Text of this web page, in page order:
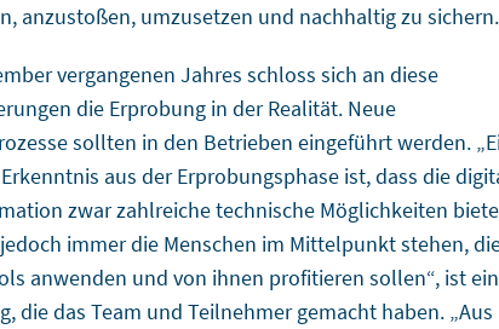
anzustoßen, umzusetzen und nachhaltig zu sichern.
vergangenen Jahres schloss sich an diese
die Erprobung in der Realität. Neue
sollten in den Betrieben eingeführt werden.
aus der Erprobungsphase ist, dass die
zwar zahlreiche technische Möglichkeiten
immer die Menschen im Mittelpunkt stehen,
anwenden und von ihnen profitieren sollen“, ist
die das Team und Teilnehmer gemacht haben. „Aus